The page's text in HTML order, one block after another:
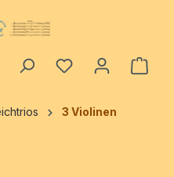
3 Violinen